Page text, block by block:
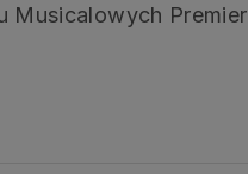
Musicalowych Premier